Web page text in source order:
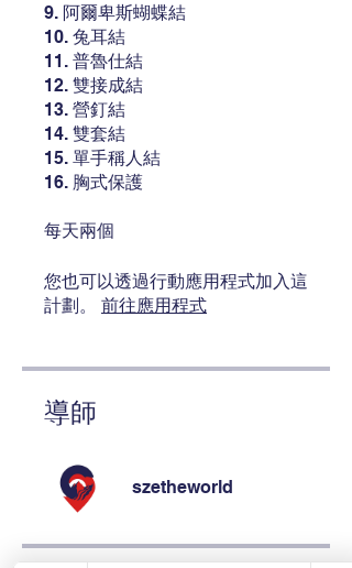
9. 阿爾卑斯蝴蝶結
10. 兔耳結
11. 普魯仕結
12. 雙接成結
13. 營釘結
14. 雙套結
15. 單手稱人結
16. 胸式保護
每天兩個
您也可以透過行動應用程式加入這
計劃。
前往應用程式
導師
szetheworld